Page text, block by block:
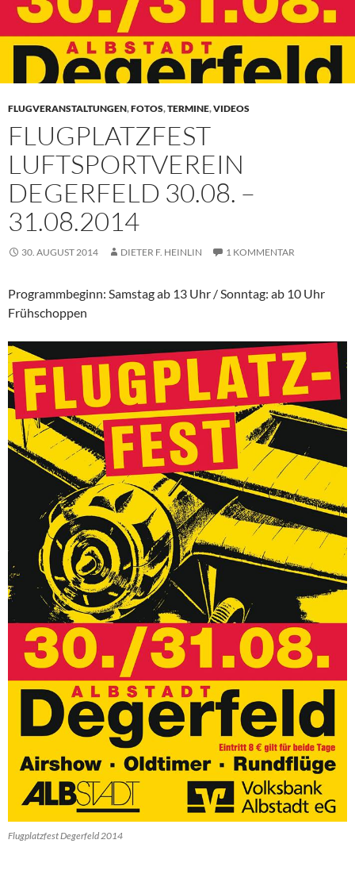
FLUGVERANSTALTUNGEN,FOTOS,TERMINE,VIDEOS
FLUGPLATZFEST
LUFTSPORTVEREIN
DEGERFELD 30.08. –
31.08.2014
30. AUGUST 2014 DIETER F. HEINLIN 1 KOMMENTAR
Programmbeginn: Samstag ab 13 Uhr / Sonntag: ab 10 Uhr
Frühschoppen
Flugplatzfest Degerfeld 2014